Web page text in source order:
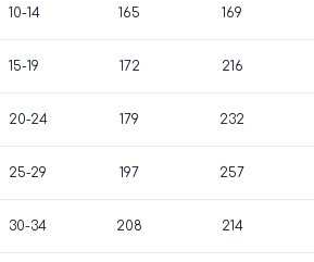
10-14 165 169
15-19 172 216
20-24 179 232
25-29 197 257
30-34 208 214